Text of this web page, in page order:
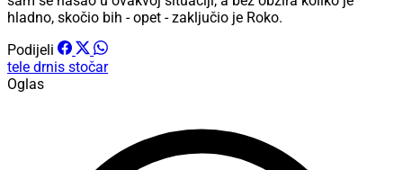
hladno, skočio bih - opet - zaključio je Roko.
Podijeli
tele drnis stočar
Oglas